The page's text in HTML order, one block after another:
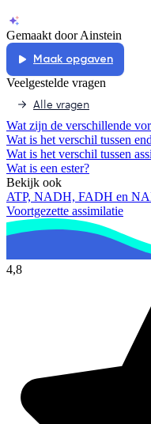
Gemaakt door Ainstein
Maak opgaven
Veelgestelde vragen
Alle vragen
Wat zijn de verschillende
Wat is het verschil tussen
Wat is het verschil tussen
Wat is een ester?
Bekijk ook
ATP, NADH, FADH en
Voortgezette assimilatie
4,8